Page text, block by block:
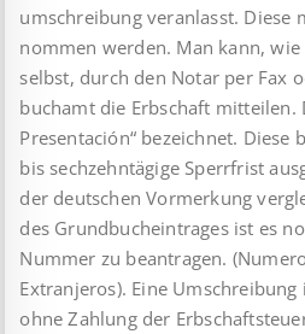
umschreibung veranlasst. Diese
nommen werden. Man kann,
selbst, durch den Notar per Fax
buch­amt die Erbschaft mitteilen.
Presentación“ bezeichnet. Diese
bis sechzehntägige Sperrfrist
der deutschen Vormerkung
des Grundbucheintrages ist es
Nummer zu beantragen.
Extranjeros). Eine
ohne Zahlung der